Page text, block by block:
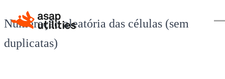
Numeração aleatória das células (sem
duplicatas)